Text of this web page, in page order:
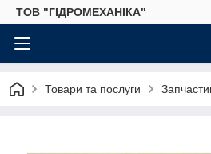
ТОВ "ГІДРОМЕХАНІКА"
Товари та послуги